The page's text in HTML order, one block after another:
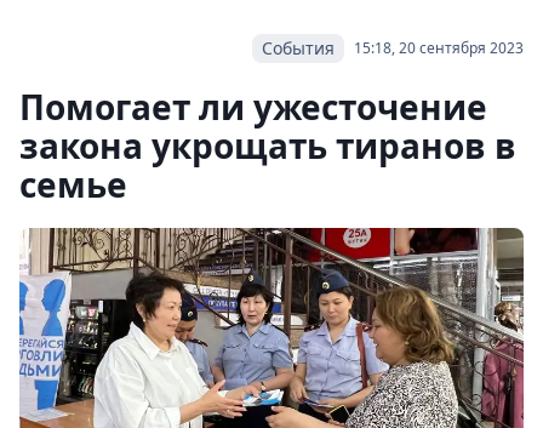
15:18, 20 сентября 2023
События
Помогает ли ужесточение
закона укрощать тиранов в
семье